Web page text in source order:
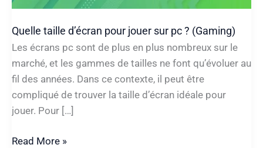
Quelle taille d’écran pour jouer sur pc ? (Gaming)
Les écrans pc sont de plus en plus nombreux sur le
marché, et les gammes de tailles ne font qu’évoluer au
fil des années. Dans ce contexte, il peut être
compliqué de trouver la taille d’écran idéale pour
jouer. Pour […]
Quelle
Read More »